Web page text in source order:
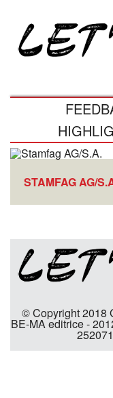
STAMFAG AG/
© Copyright 2018
BE-MA editrice -